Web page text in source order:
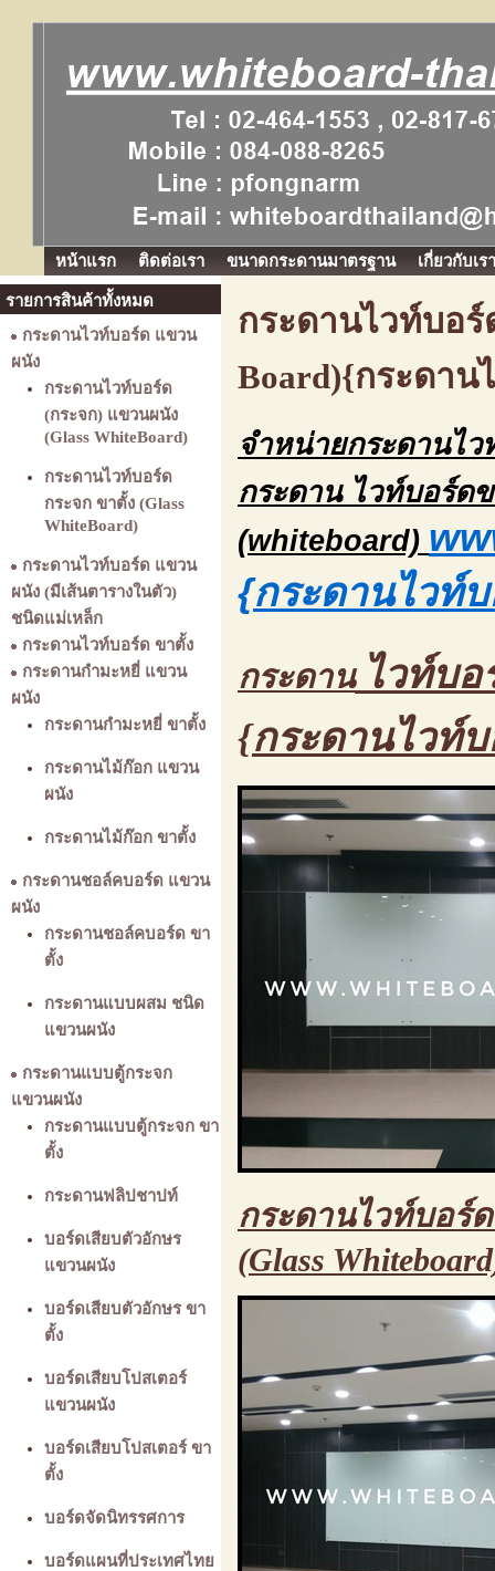
หน้าแรก ติดต่อเรา ขนาดกระดานมาตรฐาน เกี่ยวกับเรา
รายการสินค้าทั้งหมด
กระดานไวท์บอร์ด แขวน
ผนัง
กระดานไวท์บอร์ด
(กระจก) แขวนผนัง
(Glass WhiteBoard)
กระดานไวท์บอร์ด
กระจก ขาตั้ง (Glass
WhiteBoard)
กระดานไวท์บอร์ด แขวน
ผนัง (มีเส้นตารางในตัว)
ชนิดแม่เหล็ก
กระดานไวท์บอร์ด ขาตั้ง
กระดานกำมะหยี่ แขวน
ผนัง
กระดานกำมะหยี่ ขาตั้ง
กระดานไม้ก๊อก แขวน
ผนัง
กระดานไม้ก๊อก ขาตั้ง
กระดานชอล์คบอร์ด แขวน
ผนัง
กระดานชอล์คบอร์ด ขา
ตั้ง
กระดานแบบผสม ชนิด
แขวนผนัง
กระดานแบบตู้กระจก
แขวนผนัง
กระดานแบบตู้กระจก ขา
ตั้ง
กระดานฟลิปชาปท์
บอร์ดเสียบตัวอักษร
แขวนผนัง
บอร์ดเสียบตัวอักษร ขา
ตั้ง
บอร์ดเสียบโปสเตอร์
แขวนผนัง
บอร์ดเสียบโปสเตอร์ ขา
ตั้ง
บอร์ดจัดนิทรรศการ
บอร์ดแผนที่ประเทศไทย
กระดานไวท์บอร์
Board){กระดาน
จำหน่ายกระดานไ
กระดาน ไวท์บอร์ด
(whiteboard)
{กระดานไวท์
กระดาน ไวท์บอ
{กระดานไวท์
กระดานไวท์บอร์
(Glass